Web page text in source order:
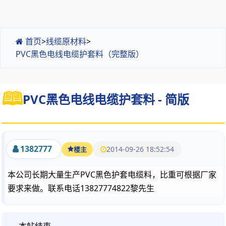
首页>线缆原材料>
PVC黑色电线电缆护套料（完整版）
PVC黑色电线电缆护套料 - 简版
1382777 楼主 2014-09-26 18:52:54
本公司长期大量生产PVC黑色护套电缆料，比重可根据厂家
要求来做。联系电话13827774822黎先生